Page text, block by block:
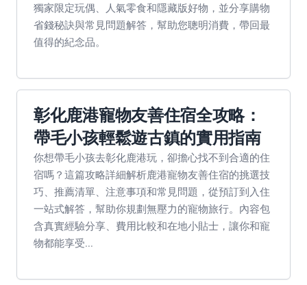
獨家限定玩偶、人氣零食和隱藏版好物，並分享購物
省錢秘訣與常見問題解答，幫助您聰明消費，帶回最
值得的紀念品。
彰化鹿港寵物友善住宿全攻略：
帶毛小孩輕鬆遊古鎮的實用指南
你想帶毛小孩去彰化鹿港玩，卻擔心找不到合適的住
宿嗎？這篇攻略詳細解析鹿港寵物友善住宿的挑選技
巧、推薦清單、注意事項和常見問題，從預訂到入住
一站式解答，幫助你規劃無壓力的寵物旅行。內容包
含真實經驗分享、費用比較和在地小貼士，讓你和寵
物都能享受...